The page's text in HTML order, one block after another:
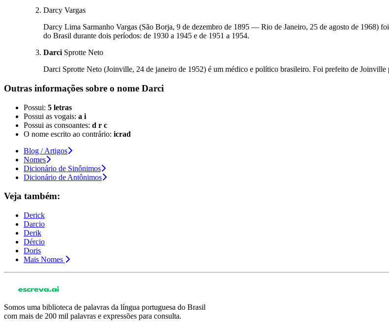
Darcy Vargas
Darcy Lima Sarmanho Vargas (São Borja, 9 de dezembro de 1895 — Rio de Janeiro, 25 de agosto de 1968)
do Brasil durante dois períodos: de 1930 a 1945 e de 1951 a 1954.
Darci Sprotte Neto
Darci Sprotte Neto (Joinville, 24 de janeiro de 1952) é um médico e político brasileiro. Foi prefeito de Joinville
Outras informações sobre o nome Darci
Possui: 5 letras
Possui as vogais: a i
Possui as consoantes: d r c
O nome escrito ao contrário: icrad
Blog / Artigos
Nomes
Dicionário de Sinônimos
Dicionário de Antônimos
Veja também:
Derick
Darcio
Derik
Dércio
Doris
Mais Nomes
Somos uma biblioteca de palavras da língua portuguesa do Brasil
com mais de 200 mil palavras e expressões para consulta.